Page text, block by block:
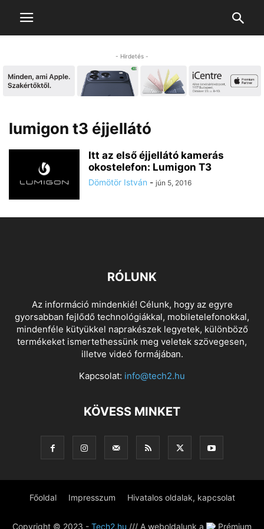
- Hirdetés -
lumigon t3 éjjellátó
Itt az első éjjellátó kamerás
okostelefon: Lumigon T3
Dömötör István - jún 5, 2016
RÓLUNK
Az információ mindenkié! Célunk, hogy az egyre
gyorsabban fejlődő technológiákkal, mobiletelefonokkal,
mindenféle kütyükkel naprakészek legyetek, különböző
termékeket ismertethessünk meg veletek szövegesen,
illetve videó formájában.
Kapcsolat: info@tech2.hu
KÖVESS MINKET
Főoldal Impresszum Hivatalos oldalak, kapcsolat
Copyright © 2023 - Tech2.hu /// A weboldalunk a Prémium